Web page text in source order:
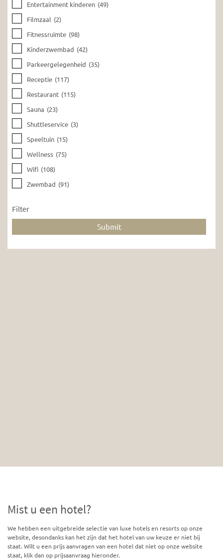
Entertainment kinderen (49)
Filmzaal (2)
Fitnessruimte (98)
Kinderzwembad (42)
Parkeergelegenheid (35)
Receptie (117)
Restaurant (115)
Sauna (23)
Shuttleservice (3)
Speeltuin (15)
Wellness (75)
Wifi (108)
Zwembad (91)
Filter
Mist u een hotel?
We hebben een uitgebreide selectie van luxe hotels en resorts op onze
website, desondanks kan het zijn dat het hotel van uw keuze er niet bij
staat. Wilt u een prijs aanvragen van een hotel dat niet op onze website
staat, klik dan op prijsaanvraag hieronder.